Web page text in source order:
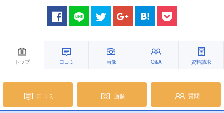
トップ 口コミ 画像 Q&A 資料請求
口コミ 画像 質問